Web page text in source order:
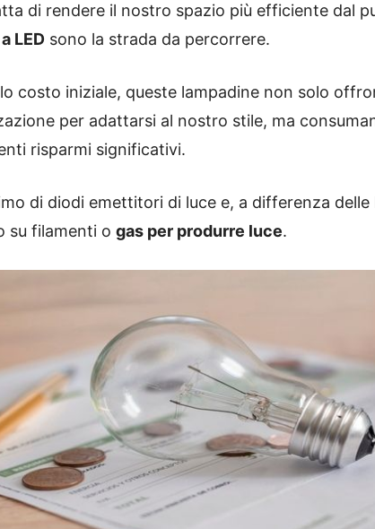
di rendere il nostro spazio più efficiente dal
LED sono la strada da percorrere.
costo iniziale, queste lampadine non solo
per adattarsi al nostro stile, ma
risparmi significativi.
di diodi emettitori di luce e, a differenza
su filamenti o gas per produrre luce.